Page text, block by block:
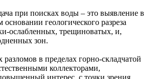
при поисках воды – это выявление в
геологического разреза
ослабленных, трещиноватых, и,
зон.
в пределах горно-складчатой
коллекторами,